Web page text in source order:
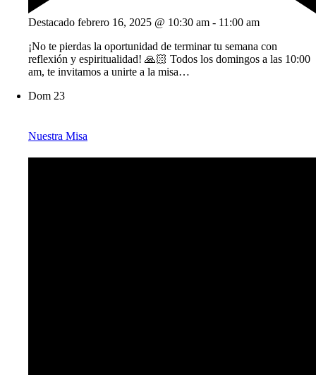
Destacado febrero 16, 2025 @ 10:30 am - 11:00 am
¡No te pierdas la oportunidad de terminar tu semana con
reflexión y espiritualidad! 🙏🏻 Todos los domingos a las 10:00
am, te invitamos a unirte a la misa…
Dom 23
Nuestra Misa